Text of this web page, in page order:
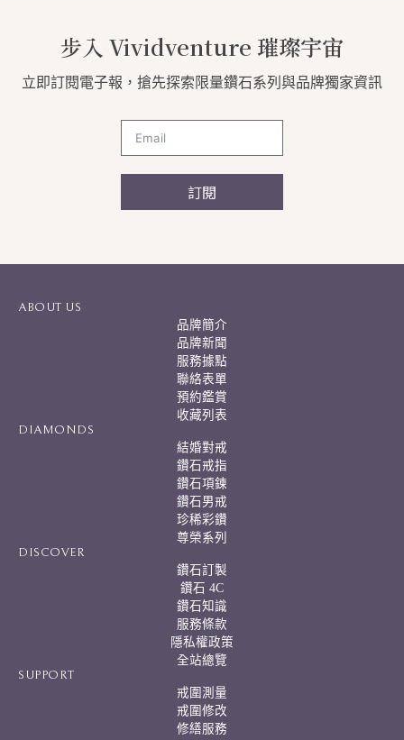
步入 Vividventure 璀璨宇宙
立即訂閱電子報，搶先探索限量鑽石系列與品牌獨家資訊
訂閱
t
ABOUT US
品牌簡介
品牌新聞
服務據點
聯絡表單
預約鑑賞
收藏列表
DIAMONDS
結婚對戒
鑽石戒指
鑽石項鍊
鑽石男戒
珍稀彩鑽
尊榮系列
DISCOVER
鑽石訂製
鑽石 4C
鑽石知識
服務條款
隱私權政策
全站總覽
SUPPORT
戒圍測量
戒圍修改
修繕服務